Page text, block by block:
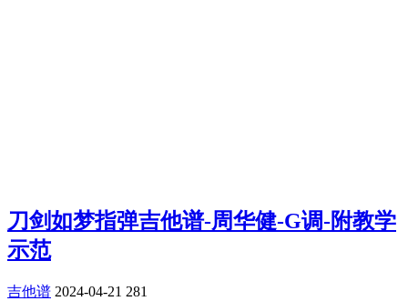
刀剑如梦指弹吉他谱-周华健-G调-附教学
示范
吉他谱 2024-04-21 281